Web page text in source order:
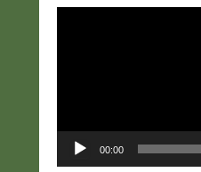
00:00